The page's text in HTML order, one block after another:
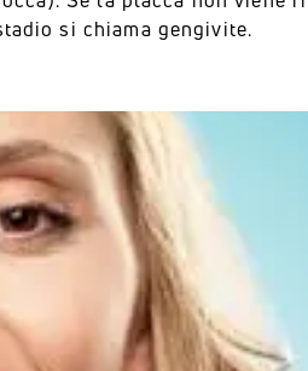
si chiama gengivite.